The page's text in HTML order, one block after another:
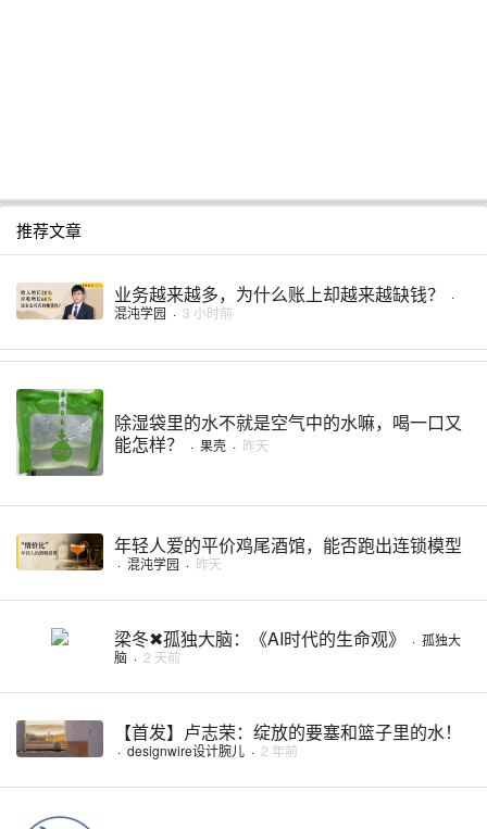
推荐文章
业务越来越多，为什么账上却越来越缺钱？
·
混沌学园 · 3 小时前
除湿袋里的水不就是空气中的水嘛，喝一口又
能怎样？
· 果壳 · 昨天
年轻人爱的平价鸡尾酒馆，能否跑出连锁模型
· 混沌学园 · 昨天
梁冬✖️孤独大脑：《AI时代的生命观》 · 孤独大
脑 · 2 天前
【首发】卢志荣：绽放的要塞和篮子里的水！
· designwire设计腕儿 · 2 年前